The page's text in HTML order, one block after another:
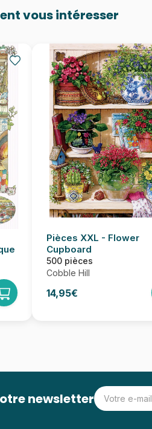
vous intéresser
Pièces XXL - Flower
Cupboard
500 pièces
Cobble Hill
14,95€
newsletter